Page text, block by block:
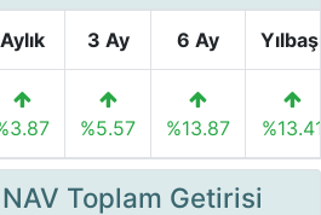
Aylık 3 Ay 6 Ay
%5.57 %13.87
Toplam Getirisi